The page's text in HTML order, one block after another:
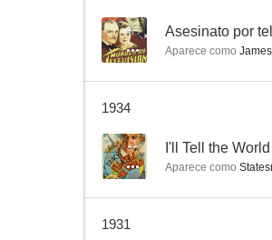
-- Asesinato por
Aparece como
1934
-- I'll Tell the World
Aparece como
1931